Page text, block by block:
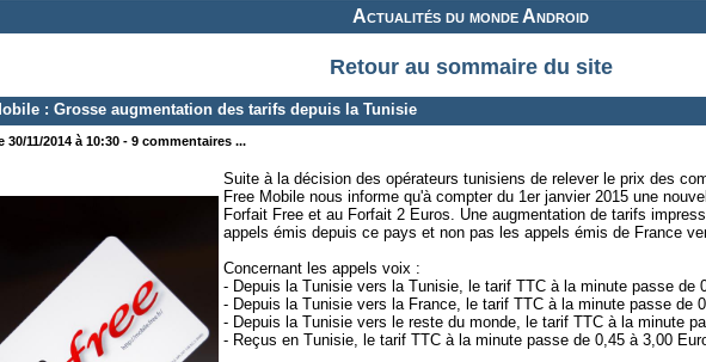
Actualités du monde Android
Retour au sommaire du site
: Grosse augmentation des tarifs depuis la Tunisie
30/11/2014 à 10:30 - 9 commentaires ...
Suite à la décision des opérateurs tunisiens de relever le prix des
Free Mobile nous informe qu'à compter du 1er janvier 2015 une
Forfait Free et au Forfait 2 Euros. Une augmentation de tarifs
appels émis depuis ce pays et non pas les appels émis de France
Concernant les appels voix :
- Depuis la Tunisie vers la Tunisie, le tarif TTC à la minute passe de
- Depuis la Tunisie vers la France, le tarif TTC à la minute passe de
- Depuis la Tunisie vers le reste du monde, le tarif TTC à la minute
- Reçus en Tunisie, le tarif TTC à la minute passe de 0,45 à 3,00